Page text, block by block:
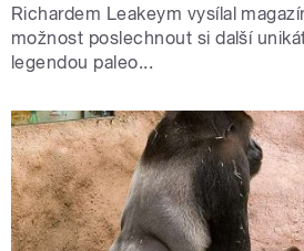
Richardem Leakeym vysílal
možnost poslechnout si další
legendou paleo...